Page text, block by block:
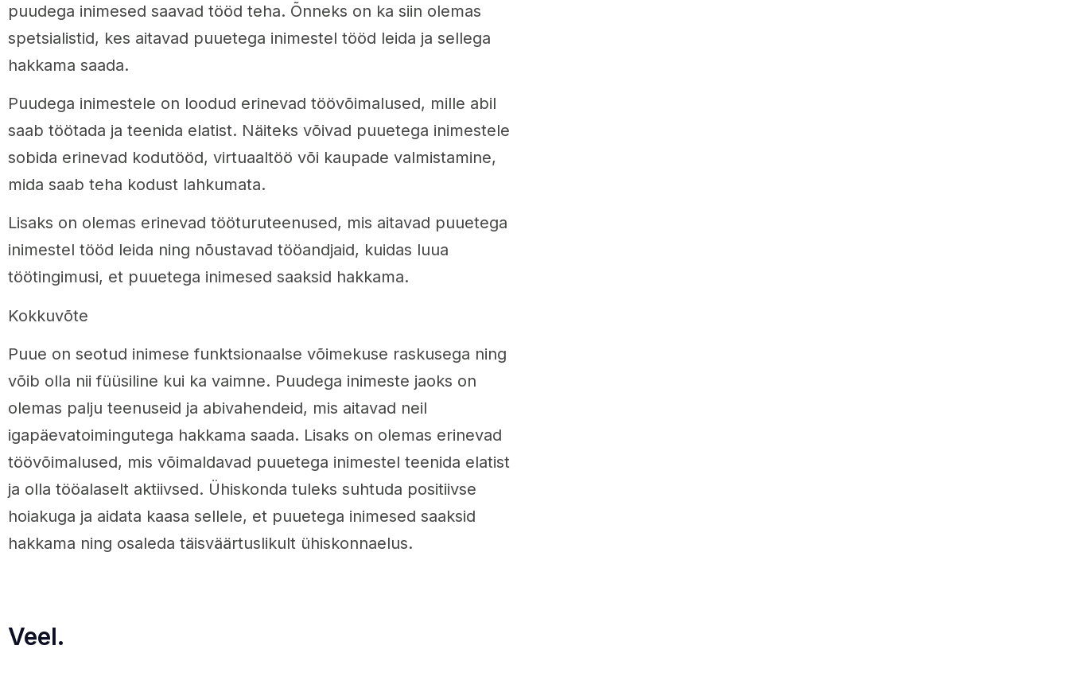
puudega inimesed saavad tööd teha. Õnneks on ka siin olemas
spetsialistid, kes aitavad puuetega inimestel tööd leida ja sellega
hakkama saada.
Puudega inimestele on loodud erinevad töövõimalused, mille abil
saab töötada ja teenida elatist. Näiteks võivad puuetega inimestele
sobida erinevad kodutööd, virtuaaltöö või kaupade valmistamine,
mida saab teha kodust lahkumata.
Lisaks on olemas erinevad tööturuteenused, mis aitavad puuetega
inimestel tööd leida ning nõustavad tööandjaid, kuidas luua
töötingimusi, et puuetega inimesed saaksid hakkama.
Kokkuvõte
Puue on seotud inimese funktsionaalse võimekuse raskusega ning
võib olla nii füüsiline kui ka vaimne. Puudega inimeste jaoks on
olemas palju teenuseid ja abivahendeid, mis aitavad neil
igapäevatoimingutega hakkama saada. Lisaks on olemas erinevad
töövõimalused, mis võimaldavad puuetega inimestel teenida elatist
ja olla tööalaselt aktiivsed. Ühiskonda tuleks suhtuda positiivse
hoiakuga ja aidata kaasa sellele, et puuetega inimesed saaksid
hakkama ning osaleda täisväärtuslikult ühiskonnaelus.
Veel.